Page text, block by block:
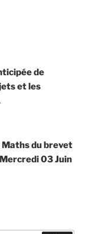
de
et les
Maths du brevet
03 Juin